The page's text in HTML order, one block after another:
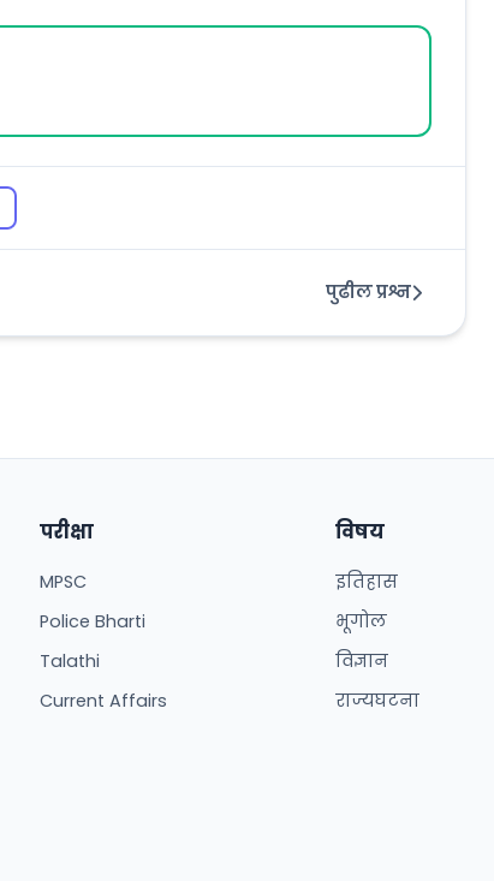
पुढील प्रश्न
परीक्षा
MPSC
Police Bharti
Talathi
Current Affairs
विषय
इतिहास
भूगोल
विज्ञान
राज्यघटना